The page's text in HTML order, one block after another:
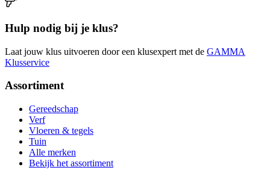
Hulp nodig bij je klus?
Laat jouw klus uitvoeren door een klusexpert met de GAMMA
Klusservice
Assortiment
Gereedschap
Verf
Vloeren & tegels
Tuin
Alle merken
Bekijk het assortiment